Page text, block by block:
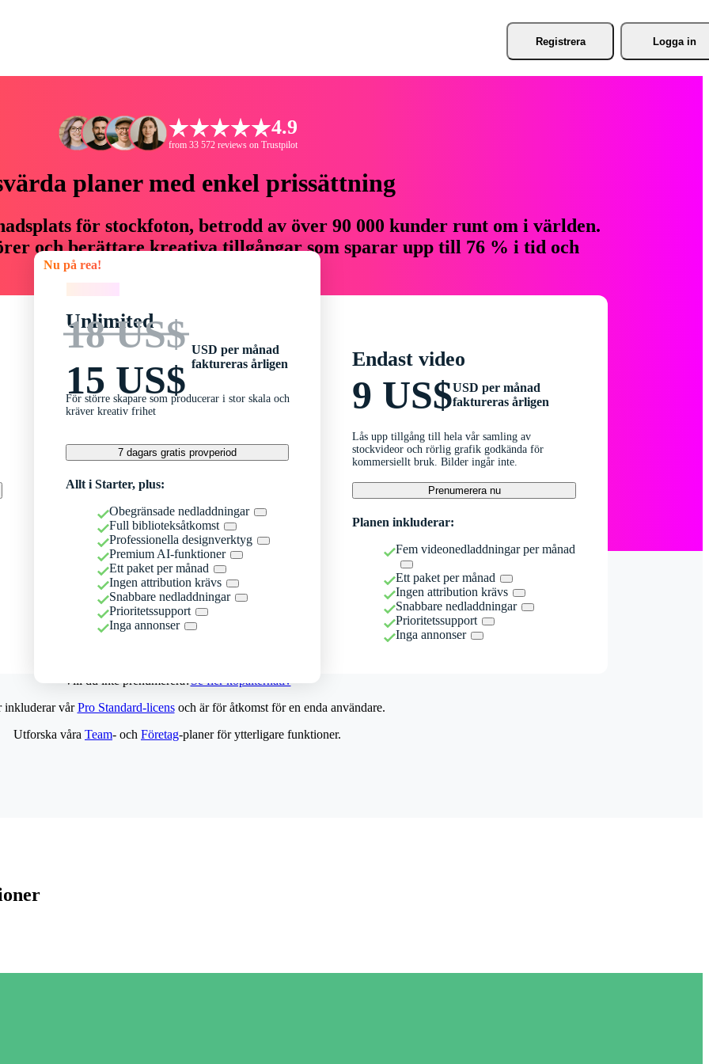
Registrera Logga in
4.9
from 33 572 reviews on Trustpilot
planer med enkel prissättning
för stockfoton, betrodd av över 90 000 kunder runt om i världen.
och berättare kreativa tillgångar som sparar upp till 76 % i tid och
Nu på rea!
Unlimited
18 US$
15 US$
USD per månad
faktureras årligen
För större skapare som producerar i stor skala och
kräver kreativ frihet
7 dagars gratis provperiod
Allt i Starter, plus:
Obegränsade nedladdningar
Full biblioteksåtkomst
Professionella designverktyg
Premium AI-funktioner
Ett paket per månad
Ingen attribution krävs
Snabbare nedladdningar
Prioritetssupport
Inga annonser
Endast video
9 US$USD per månad
faktureras årligen
Lås upp tillgång till hela vår samling av
stockvideor och rörlig grafik godkända för
kommersiellt bruk. Bilder ingår inte.
Prenumerera nu
Planen inkluderar:
Fem videonedladdningar per månad
Ett paket per månad
Ingen attribution krävs
Snabbare nedladdningar
Prioritetssupport
Inga annonser
Vill du inte prenumerera?Se fler köpalternativ
inkluderar vårPro Standard-licensoch är för åtkomst för en enda användare.
Utforska våra Team- och Företag-planer för ytterligare funktioner.